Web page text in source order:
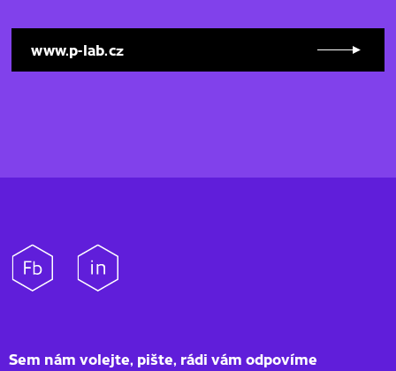
www.p-lab.cz
Sem nám volejte, pište, rádi vám odpovíme